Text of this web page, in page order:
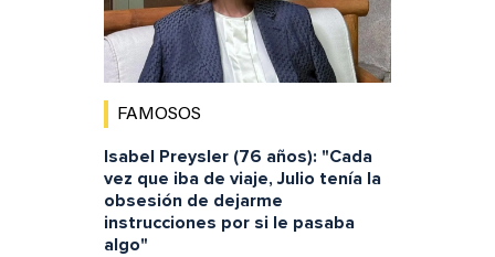
FAMOSOS
Isabel Preysler (76 años): "Cada
vez que iba de viaje, Julio tenía la
obsesión de dejarme
instrucciones por si le pasaba
algo"